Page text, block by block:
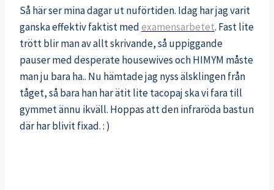
Så här ser mina dagar ut nuförtiden. Idag har jag varit
ganska effektiv faktist medexamensarbetet. Fast lite
trött blir man av allt skrivande, så uppiggande
pauser med desperate housewives och HIMYM måste
man ju bara ha.. Nu hämtade jag nyss älsklingen från
tåget, så bara han har ätit lite tacopaj ska vi fara till
gymmet ännu ikväll. Hoppas att den infraröda bastun
där har blivit fixad. : )